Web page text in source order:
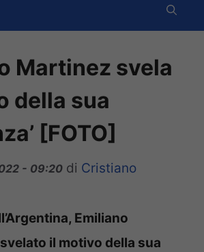
Martinez svela
della sua
[FOTO]
- 09:20 di Cristiano
Emiliano
il motivo della sua